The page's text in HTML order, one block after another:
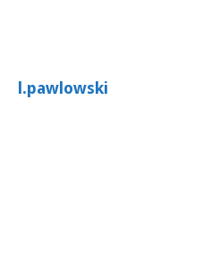
l.pawlowski